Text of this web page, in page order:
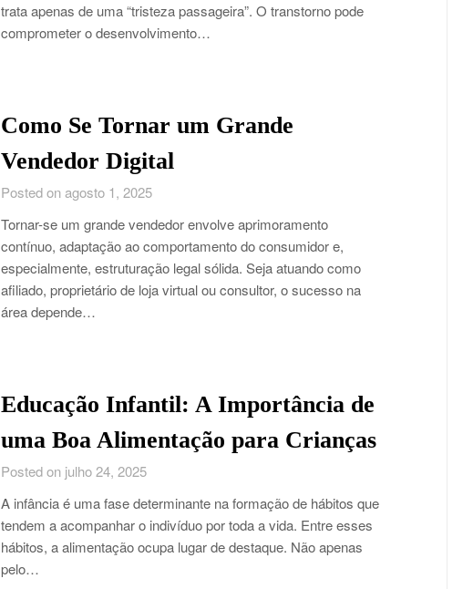
trata apenas de uma “tristeza passageira”. O transtorno pode
comprometer o desenvolvimento…
Como Se Tornar um Grande
Vendedor Digital
Posted on agosto 1, 2025
Tornar-se um grande vendedor envolve aprimoramento
contínuo, adaptação ao comportamento do consumidor e,
especialmente, estruturação legal sólida. Seja atuando como
afiliado, proprietário de loja virtual ou consultor, o sucesso na
área depende…
Educação Infantil: A Importância de
uma Boa Alimentação para Crianças
Posted on julho 24, 2025
A infância é uma fase determinante na formação de hábitos que
tendem a acompanhar o indivíduo por toda a vida. Entre esses
hábitos, a alimentação ocupa lugar de destaque. Não apenas
pelo…